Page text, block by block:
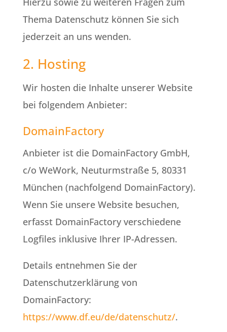
Thema Datenschutz können Sie sich
jederzeit an uns wenden.
2. Hosting
Wir hosten die Inhalte unserer Website
bei folgendem Anbieter:
DomainFactory
Anbieter ist die DomainFactory GmbH,
c/o WeWork, Neuturmstraße 5, 80331
München (nachfolgend DomainFactory).
Wenn Sie unsere Website besuchen,
erfasst DomainFactory verschiedene
Logfiles inklusive Ihrer IP-Adressen.
Details entnehmen Sie der
Datenschutzerklärung von
DomainFactory:
https://www.df.eu/de/datenschutz/.